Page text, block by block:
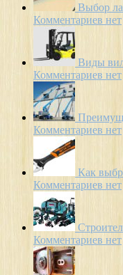
Выбор
Комментариев нет
Виды
Комментариев нет
Комментариев нет
Как
Комментариев нет
Комментариев нет